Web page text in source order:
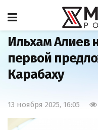
Главная
Ильхам Алиев
первой
Карабаху
13 ноября 2025, 16:05